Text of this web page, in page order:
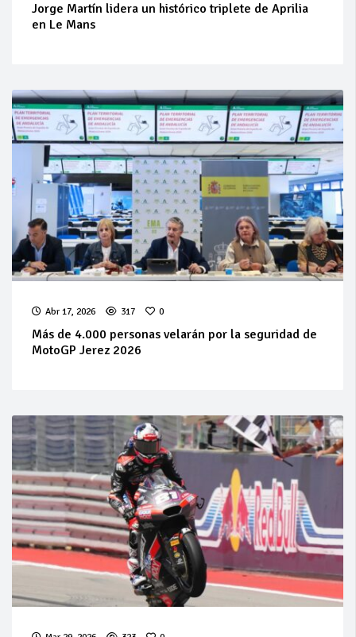
Jorge Martín lidera un histórico triplete de Aprilia
en Le Mans
Abr 17, 2026 317 0
Más de 4.000 personas velarán por la seguridad de
MotoGP Jerez 2026